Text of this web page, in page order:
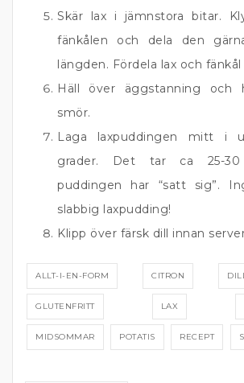
Skär lax i jämnstora bitar.
fänkålen och dela den
längden. Fördela lax och
Häll över äggstanning och
smör.
Laga laxpuddingen mitt i
grader. Det tar ca 25-
puddingen har “satt sig”.
slabbig laxpudding!
Klipp över färsk dill innan
ALLT-I-EN-FORM CITRON
GLUTENFRITT LAX
MIDSOMMAR POTATIS RECEPT